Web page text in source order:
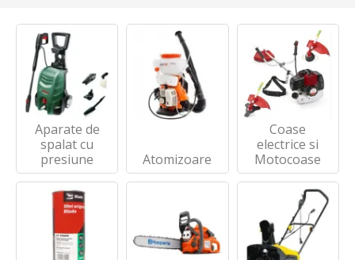
Aparate de
spalat cu
presiune
Atomizoare
Coase
electrice si
Motocoase